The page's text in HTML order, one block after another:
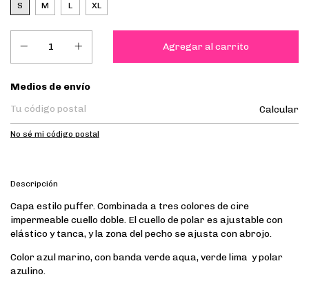
S M L XL
Entregas para el CP:
Medios de envío
Calcular
No sé mi código postal
Descripción
Capa estilo puffer. Combinada a tres colores de cire
impermeable cuello doble. El cuello de polar es ajustable con
elástico y tanca, y la zona del pecho se ajusta con abrojo.
Color azul marino, con banda verde aqua, verde lima y polar
azulino.